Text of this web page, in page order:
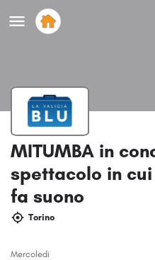
MITUMBA in
spettacolo in
fa suono
Torino
Mercoledi